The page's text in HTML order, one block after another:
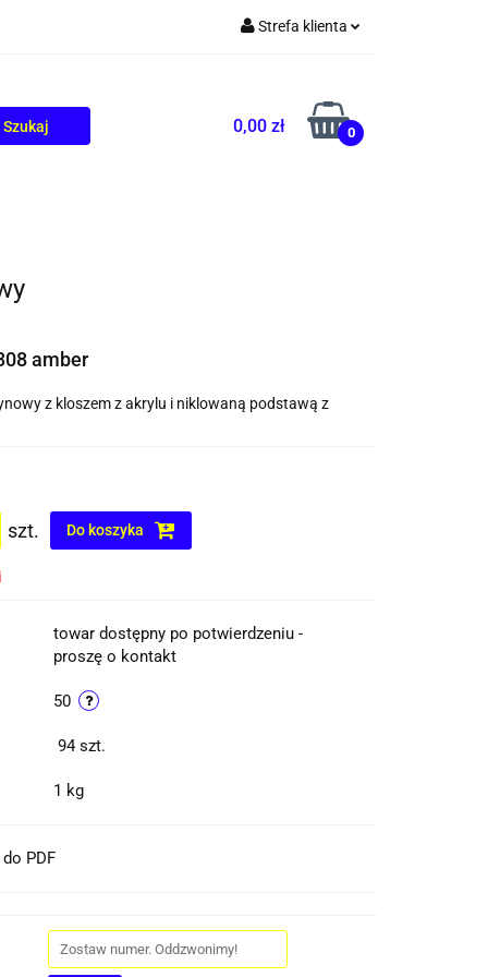
Strefa klienta
Zarejestruj się
Dodaj zgłoszenie
0,00 zł 0
amber
z kloszem z akrylu i niklowaną podstawą z
szt. Do koszyka
towar dostępny po potwierdzeniu -
proszę o kontakt
50
94 szt.
1 kg
PDF